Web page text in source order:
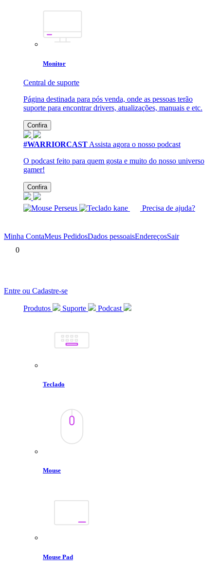
Monitor
Central de suporte
Página destinada para pós venda, onde as pessoas terão
suporte para encontrar drivers, atualizações, manuais e etc.
Confira
#WARRIORCAST Assista agora o nosso podcast
O podcast feito para quem gosta e muito do nosso universo
gamer!
Confira
Precisa de ajuda?
Minha ContaMeus PedidosDados pessoaisEndereçosSair
0
Entre ou Cadastre-se
Produtos Suporte Podcast
Teclado
Mouse
Mouse Pad